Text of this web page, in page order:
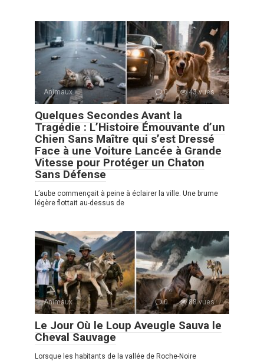
Animaux 0 43 vues
Quelques Secondes Avant la
Tragédie : L’Histoire Émouvante d’un
Chien Sans Maître qui s’est Dressé
Face à une Voiture Lancée à Grande
Vitesse pour Protéger un Chaton
Sans Défense
L’aube commençait à peine à éclairer la ville. Une brume
légère flottait au-dessus de
Animaux 0 88 vues
Le Jour Où le Loup Aveugle Sauva le
Cheval Sauvage
Lorsque les habitants de la vallée de Roche-Noire